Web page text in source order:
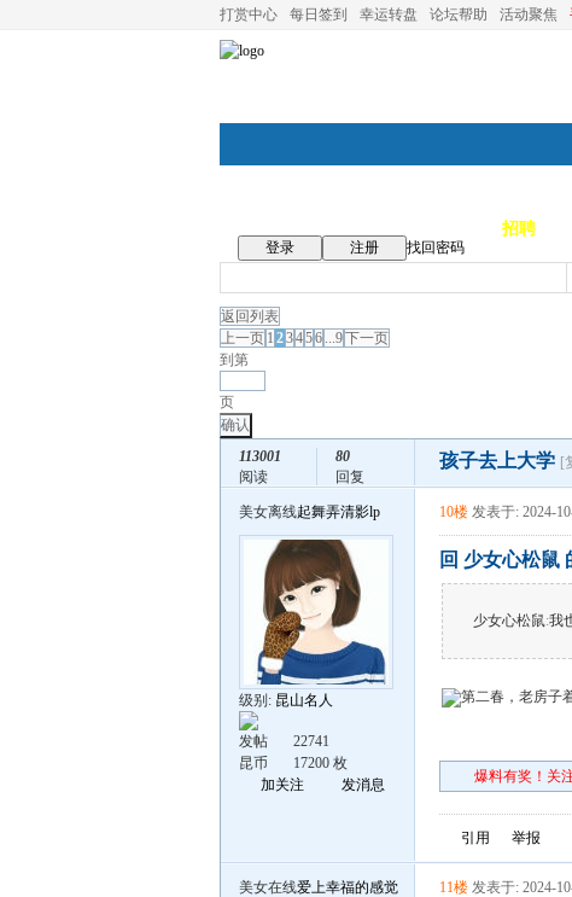
打赏中心 每日签到 幸运转盘 论坛帮助 活动聚焦
招聘
登录 注册
找回密码
返回列表
上一页 1 23456 ...9下一页
到第
页
确认
113001
阅读
80
回复
孩子去上大学 [
美女离线起舞弄清影lp
级别: 昆山名人
发帖
22741
昆币
17200 枚
加关注
发消息
10楼 发表于: 2024-
回 少女心松鼠
少女心松鼠:我
第二春，老房子
爆料有奖！关
引用 举报
美女在线爱上幸福的感觉 11楼 发表于: 2024-